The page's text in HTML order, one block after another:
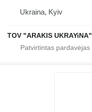
Ukraina, Kyiv
TOV "ARAKIS UKRAYiNA"